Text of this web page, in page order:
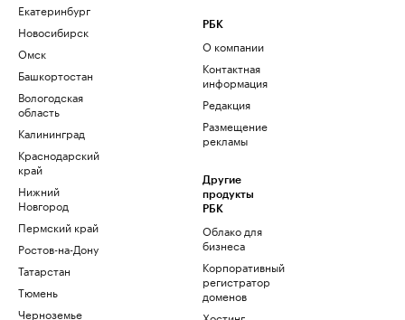
Екатеринбург
Новосибирск
Омск
Башкортостан
Вологодская
область
Калининград
Краснодарский
край
Нижний
Новгород
Пермский край
Ростов-на-Дону
Татарстан
Тюмень
Черноземье
РБК
О компании
Контактная
информация
Редакция
Размещение
рекламы
Другие
продукты
РБК
Облако для
бизнеса
Корпоративный
регистратор
доменов